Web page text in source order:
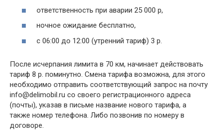
ответственность при аварии 25 000 р,
ночное ожидание бесплатно,
с 06:00 до 12:00 (утренний тариф) 3 р.
После исчерпания лимита в 70 км, начинает действовать
тариф 8 р. поминутно. Смена тарифа возможна, для этого
необходимо отправить соответствующий запрос на почту
info@delimobil.ru со своего регистрационного адреса
(почты), указав в письме название нового тарифа, а
также номер телефона. Либо позвонив по номеру в
договоре.